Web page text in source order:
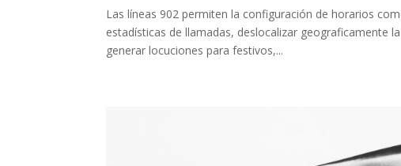
Las líneas 902 permiten la configuración de horarios
estadísticas de llamadas, deslocalizar geograficamente
generar locuciones para festivos,...